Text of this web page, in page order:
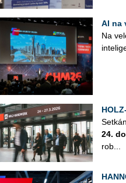
AI na
Na
24.
rob...